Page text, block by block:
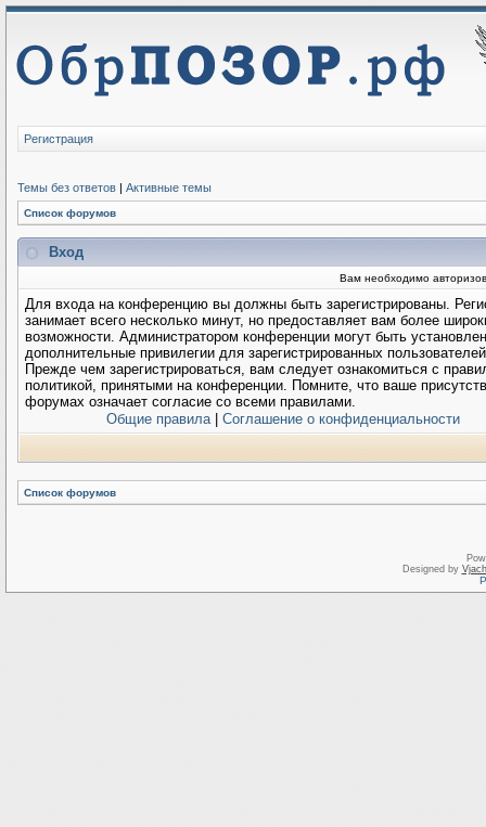
Регистрация
Темы без ответов | Активные темы
Список форумов
Вход
Вам необходимо
Для входа на конференцию вы должны быть зарегистрированы.
занимает всего несколько минут, но предоставляет вам более
возможности. Администратором конференции могут быть
дополнительные привилегии для зарегистрированных
Прежде чем зарегистрироваться, вам следует ознакомиться с
политикой, принятыми на конференции. Помните, что ваше
форумах означает согласие со всеми правилами.
Общие правила| Соглашение о конфиденциальности
Список форумов
Designed by